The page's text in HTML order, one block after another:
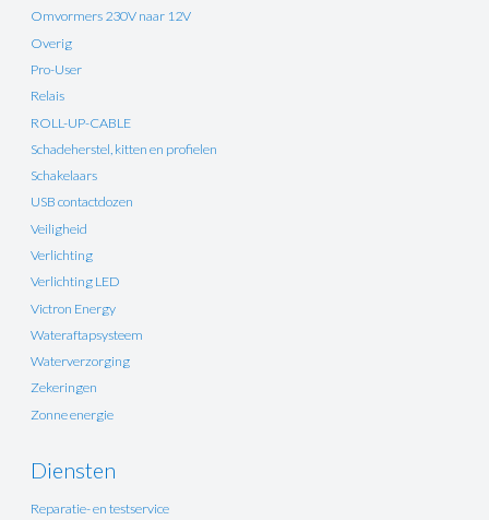
Omvormers 230V naar 12V
Overig
Pro-User
Relais
ROLL-UP-CABLE
Schadeherstel, kitten en profielen
Schakelaars
USB contactdozen
Veiligheid
Verlichting
Verlichting LED
Victron Energy
Wateraftapsysteem
Waterverzorging
Zekeringen
Zonne energie
Diensten
Reparatie- en testservice